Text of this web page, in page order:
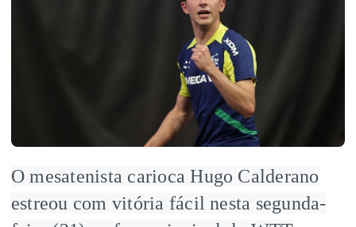
O mesatenista carioca Hugo Calderano
estreou com vitória fácil nesta segunda-